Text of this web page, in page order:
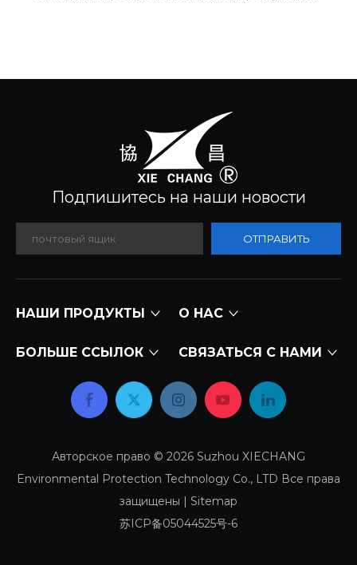
Подпишитесь на наши новости​​​​​​​
ОТПРАВИТЬ
НАШИ ПРОДУКТЫ О НАС
БОЛЬШЕ ССЫЛОК СВЯЗАТЬСЯ С НАМИ
Авторское право © 2026 Suzhou XIECHANG
Environmental Protection Technology Co., LTD Все права
защищены | Sitemap
苏ICP备05044525号-6